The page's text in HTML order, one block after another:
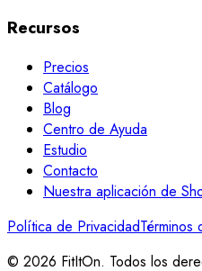
Recursos
Precios
Catálogo
Blog
Centro de Ayuda
Estudio
Contacto
Nuestra aplicación de
Política de PrivacidadTérminos
© 2026 FitItOn. Todos los